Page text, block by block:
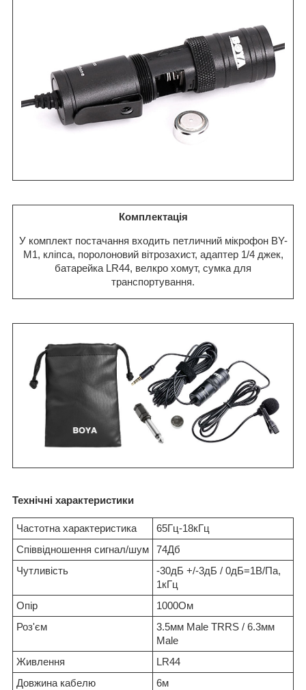
Комплектація
У комплект постачання входить петличний мікрофон BY-
M1, кліпса, поролоновий вітрозахист, адаптер 1/4 джек,
батарейка LR44, велкро хомут, сумка для
транспортування.
Технічні характеристики
Частотна характеристика
65Гц-18кГц
Співвідношення сигнал/шум
74Дб
Чутливість
-30дБ +/-3дБ / 0дБ=1В/Па,
1кГц
Опір
1000Ом
Роз'єм
3.5мм Male TRRS / 6.3мм
Male
Живлення
LR44
Довжина кабелю
6м